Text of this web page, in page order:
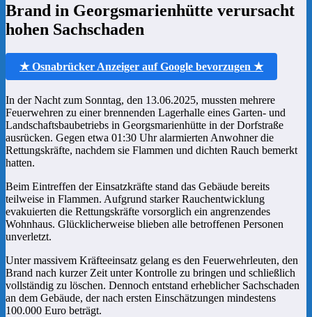
Brand in Georgsmarienhütte verursacht
hohen Sachschaden
★ Osnabrücker Anzeiger auf Google bevorzugen ★
In der Nacht zum Sonntag, den 13.06.2025, mussten mehrere
Feuerwehren zu einer brennenden Lagerhalle eines Garten- und
Landschaftsbaubetriebs in Georgsmarienhütte in der Dorfstraße
ausrücken. Gegen etwa 01:30 Uhr alarmierten Anwohner die
Rettungskräfte, nachdem sie Flammen und dichten Rauch bemerkt
hatten.
Beim Eintreffen der Einsatzkräfte stand das Gebäude bereits
teilweise in Flammen. Aufgrund starker Rauchentwicklung
evakuierten die Rettungskräfte vorsorglich ein angrenzendes
Wohnhaus. Glücklicherweise blieben alle betroffenen Personen
unverletzt.
Unter massivem Kräfteeinsatz gelang es den Feuerwehrleuten, den
Brand nach kurzer Zeit unter Kontrolle zu bringen und schließlich
vollständig zu löschen. Dennoch entstand erheblicher Sachschaden
an dem Gebäude, der nach ersten Einschätzungen mindestens
100.000 Euro beträgt.